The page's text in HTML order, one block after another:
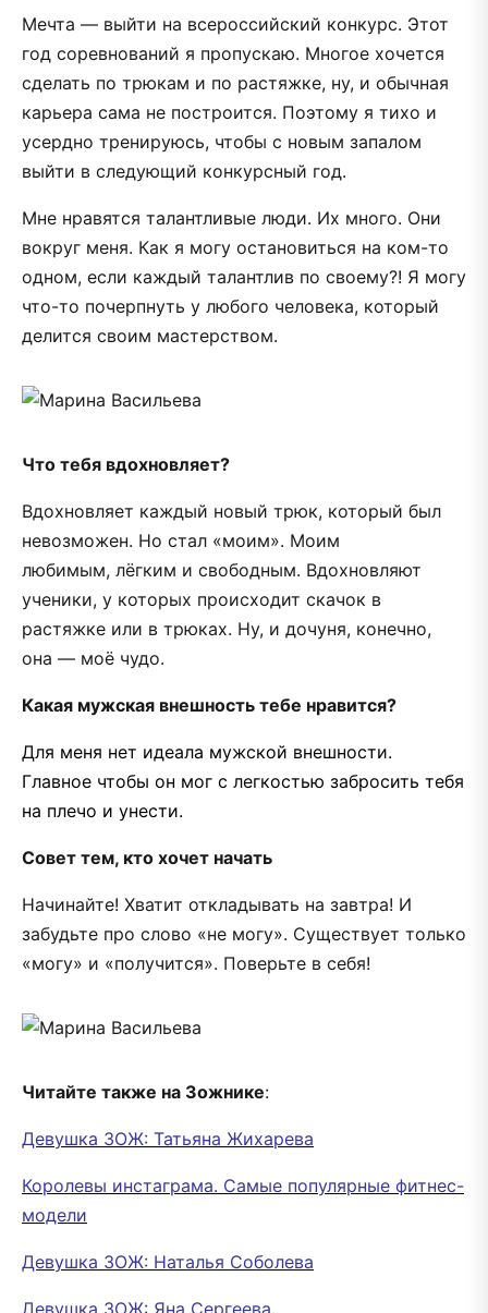
Мечта — выйти на всероссийский конкурс. Этот
год соревнований я пропускаю. Многое хочется
сделать по трюкам и по растяжке, ну, и обычная
карьера сама не построится. Поэтому я тихо и
усердно тренируюсь, чтобы с новым запалом
выйти в следующий конкурсный год.
Мне нравятся талантливые люди. Их много. Они
вокруг меня. Как я могу остановиться на ком-то
одном, если каждый талантлив по своему?! Я могу
что-то почерпнуть у любого человека, который
делится своим мастерством.
Что тебя вдохновляет?
Вдохновляет каждый новый трюк, который был
невозможен. Но стал «моим». Моим
любимым, лёгким и свободным. Вдохновляют
ученики, у которых происходит скачок в
растяжке или в трюках. Ну, и дочуня, конечно,
она — моё чудо.
Какая мужская внешность тебе нравится?
Для меня нет идеала мужской внешности.
Главное чтобы он мог с легкостью забросить тебя
на плечо и унести.
Совет тем, кто хочет начать
Начинайте! Хватит откладывать на завтра! И
забудьте про слово «не могу». Существует только
«могу» и «получится». Поверьте в себя!
Читайте также на Зожнике:
Девушка ЗОЖ: Татьяна Жихарева
Королевы инстаграма. Самые популярные фитнес-
модели
Девушка ЗОЖ: Наталья Соболева
Девушка ЗОЖ: Яна Сергеева